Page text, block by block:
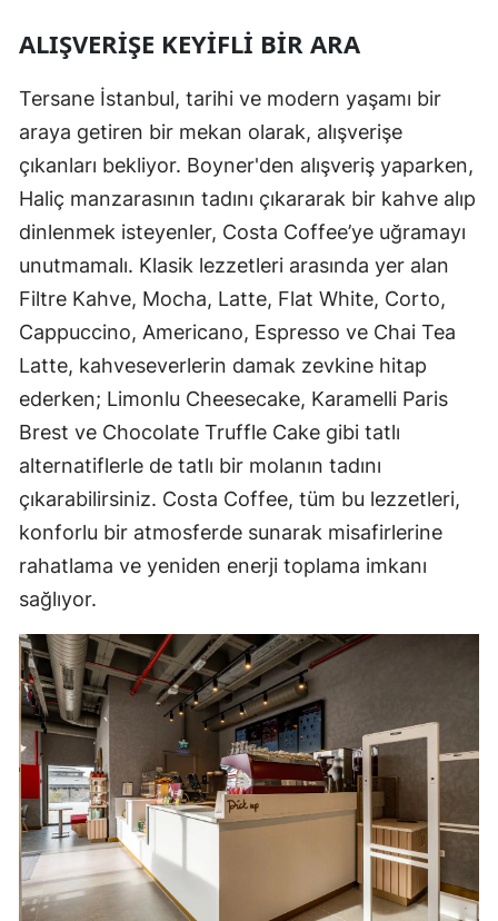
ALIŞVERIŞE KEYIFLI BIR ARA
Tersane İstanbul, tarihi ve modern yaşamı bir
araya getiren bir mekan olarak, alışverişe
çıkanları bekliyor. Boyner'den alışveriş yaparken,
Haliç manzarasının tadını çıkararak bir kahve alıp
dinlenmek isteyenler, Costa Coffee’ye uğramayı
unutmamalı. Klasik lezzetleri arasında yer alan
Filtre Kahve, Mocha, Latte, Flat White, Corto,
Cappuccino, Americano, Espresso ve Chai Tea
Latte, kahveseverlerin damak zevkine hitap
ederken; Limonlu Cheesecake, Karamelli Paris
Brest ve Chocolate Truffle Cake gibi tatlı
alternatiflerle de tatlı bir molanın tadını
çıkarabilirsiniz. Costa Coffee, tüm bu lezzetleri,
konforlu bir atmosferde sunarak misafirlerine
rahatlama ve yeniden enerji toplama imkanı
sağlıyor.